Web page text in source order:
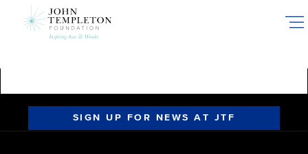
SIGN UP FOR NEWS AT JTF